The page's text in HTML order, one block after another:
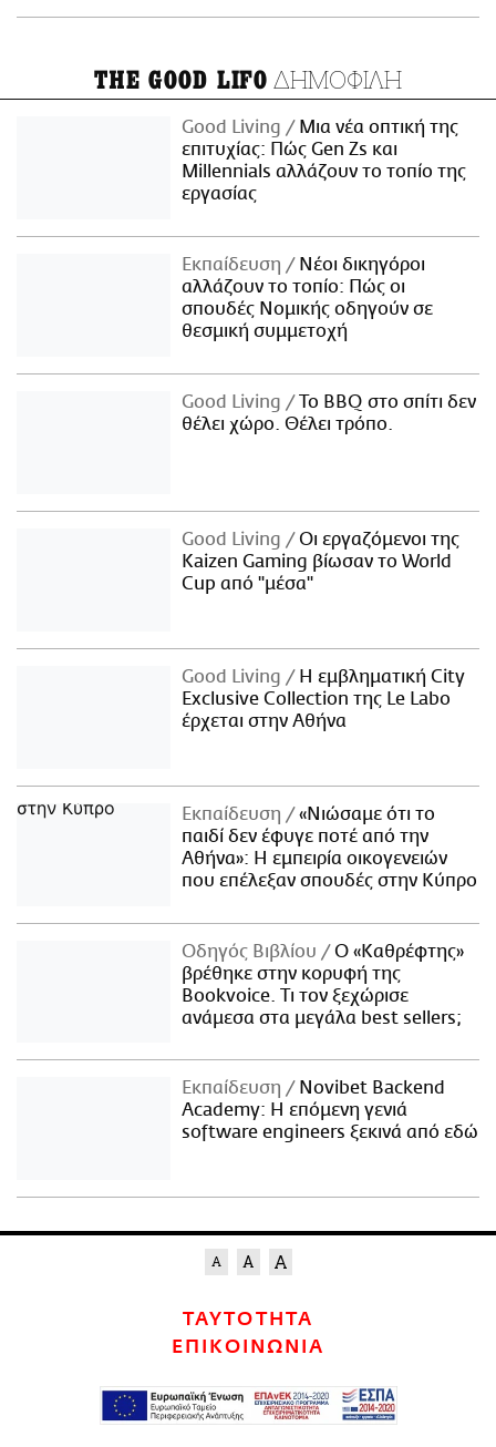
THE GOOD LIFO ΔΗΜΟΦΙΛΗ
Good Living
Μια νέα οπτική της
επιτυχίας: Πώς Gen Zs και
Millennials αλλάζουν το τοπίο της
εργασίας
Εκπαίδευση
Νέοι δικηγόροι
αλλάζουν το τοπίο: Πώς οι
σπουδές Νομικής οδηγούν σε
θεσμική συμμετοχή
Good Living
Το BBQ στο σπίτι δεν
θέλει χώρο. Θέλει τρόπο.
Good Living
Οι εργαζόμενοι της
Kaizen Gaming βίωσαν το World
Cup από "μέσα"
Good Living
Η εμβληματική City
Exclusive Collection της Le Labo
έρχεται στην Αθήνα
Εκπαίδευση
«Νιώσαμε ότι το
παιδί δεν έφυγε ποτέ από την
Αθήνα»: Η εμπειρία οικογενειών
που επέλεξαν σπουδές στην Κύπρο
Οδηγός Βιβλίου
Ο «Καθρέφτης»
βρέθηκε στην κορυφή της
Bookvoice. Τι τον ξεχώρισε
ανάμεσα στα μεγάλα best sellers;
Εκπαίδευση
Novibet Backend
Academy: Η επόμενη γενιά
software engineers ξεκινά από εδώ
ΤΑΥΤΟΤΗΤΑ
ΕΠΙΚΟΙΝΩΝΙΑ